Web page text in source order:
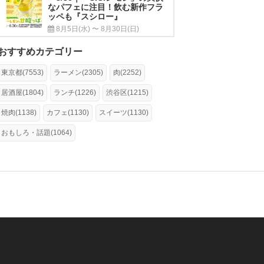
なパフェに注目！飲む新作フラ
ッペも『スシロー』
8月5日(水) 〜 8月30日(日)
すすめカテゴリー
東京都(7553) ラーメン(2305) 肉(2252)
居酒屋(1804) ランチ(1226) 渋谷区(1215)
焼肉(1138) カフェ(1130) スイーツ(1130)
おもしろ・話題(1064)